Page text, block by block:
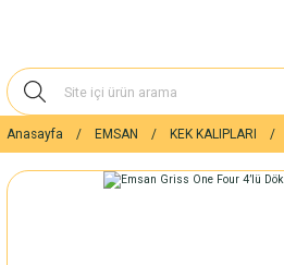
Anasayfa EMSAN KEK KALIPLARI